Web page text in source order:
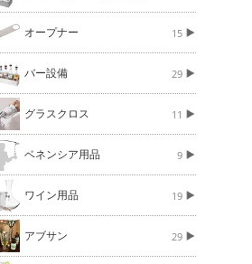
オープナー 15
バー設備 29
グラスクロス 11
ベネンシア用品 9
ワイン用品 19
アブサン 29